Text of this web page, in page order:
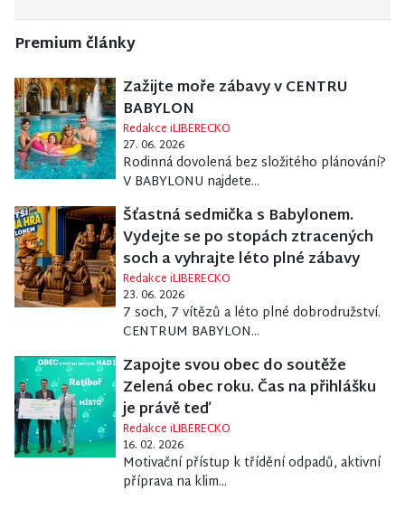
Premium články
Zažijte moře zábavy v CENTRU
BABYLON
Redakce iLIBERECKO
27. 06. 2026
Rodinná dovolená bez složitého plánování?
V BABYLONU najdete...
Šťastná sedmička s Babylonem.
Vydejte se po stopách ztracených
soch a vyhrajte léto plné zábavy
Redakce iLIBERECKO
23. 06. 2026
7 soch, 7 vítězů a léto plné dobrodružství.
CENTRUM BABYLON...
Zapojte svou obec do soutěže
Zelená obec roku. Čas na přihlášku
je právě teď
Redakce iLIBERECKO
16. 02. 2026
Motivační přístup k třídění odpadů, aktivní
příprava na klim...